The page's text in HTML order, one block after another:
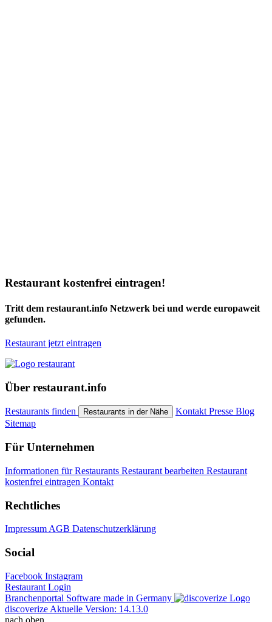
Restaurant kostenfrei eintragen!
Tritt dem restaurant.info Netzwerk bei und werde europaweit
gefunden.
Restaurant jetzt eintragen
Über restaurant.info
Restaurants finden Restaurants in der Nähe Kontakt Presse Blog
Sitemap
Für Unternehmen
Informationen für Restaurants Restaurant bearbeiten Restaurant
kostenfrei eintragen Kontakt
Rechtliches
Impressum AGB Datenschutzerklärung
Social
Facebook Instagram
Restaurant Login
Branchenportal Software made in Germany
discoverize Aktuelle Version: 14.13.0
nach oben